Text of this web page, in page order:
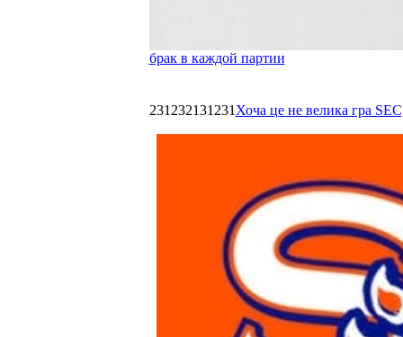
брак в каждой партии
231232131231 Хоча це не велика гра